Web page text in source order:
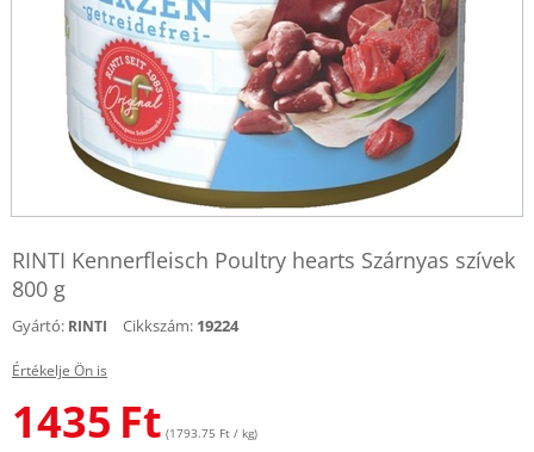
RINTI Kennerfleisch Poultry hearts Szárnyas szívek
800 g
Gyártó: RINTI Cikkszám: 19224
Értékelje Ön is
1435 Ft (1793.75 Ft / kg)